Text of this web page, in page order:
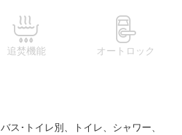
追焚機能 オートロック
バス･トイレ別、トイレ、シャワー、